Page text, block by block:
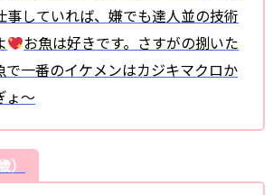
事していれば、嫌でも達人並の技術
お魚は好きです。さすがの捌いた
で一番のイケメンはカジキマクロか
ょ〜